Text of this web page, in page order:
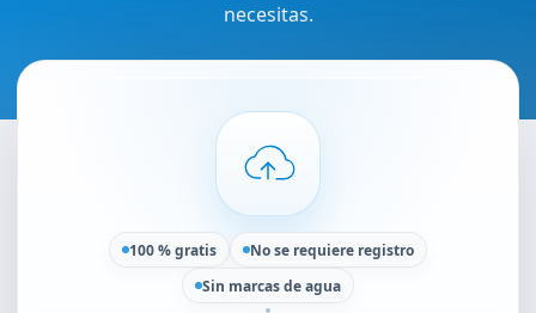
necesitas.
100 % gratis
No se requiere registro
Sin marcas de agua